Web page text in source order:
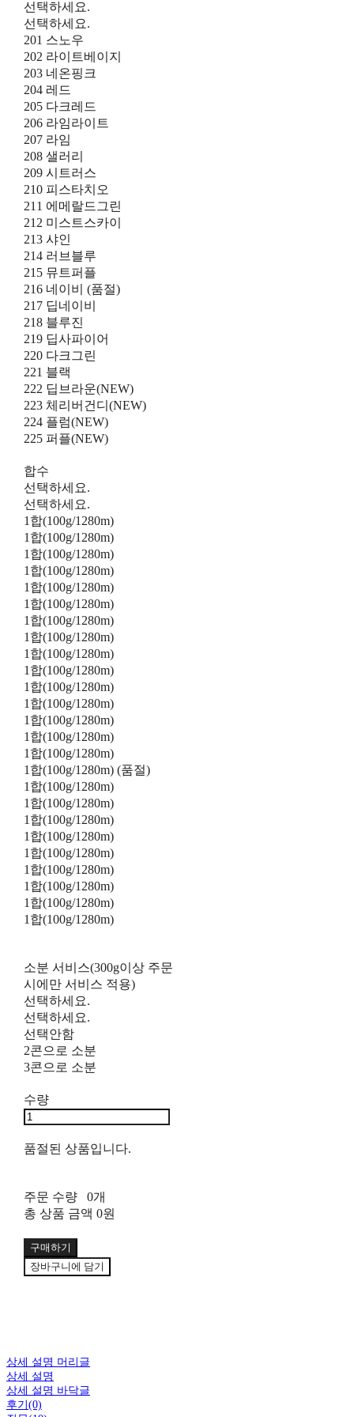
선택하세요.
선택하세요.
201 스노우
202 라이트베이지
203 네온핑크
204 레드
205 다크레드
206 라임라이트
207 라임
208 샐러리
209 시트러스
210 피스타치오
211 에메랄드그린
212 미스트스카이
213 샤인
214 러브블루
215 뮤트퍼플
216 네이비 (품절)
217 딥네이비
218 블루진
219 딥사파이어
220 다크그린
221 블랙
222 딥브라운(NEW)
223 체리버건디(NEW)
224 플럼(NEW)
225 퍼플(NEW)
합수
선택하세요.
선택하세요.
1합(100g/1280m)
1합(100g/1280m)
1합(100g/1280m)
1합(100g/1280m)
1합(100g/1280m)
1합(100g/1280m)
1합(100g/1280m)
1합(100g/1280m)
1합(100g/1280m)
1합(100g/1280m)
1합(100g/1280m)
1합(100g/1280m)
1합(100g/1280m)
1합(100g/1280m)
1합(100g/1280m)
1합(100g/1280m) (품절)
1합(100g/1280m)
1합(100g/1280m)
1합(100g/1280m)
1합(100g/1280m)
1합(100g/1280m)
1합(100g/1280m)
1합(100g/1280m)
1합(100g/1280m)
1합(100g/1280m)
소분 서비스(300g이상 주문
시에만 서비스 적용)
선택하세요.
선택하세요.
선택안함
2콘으로 소분
3콘으로 소분
수량
품절된 상품입니다.
주문 수량
0개
총 상품 금액 0원
구매하기
장바구니에 담기
상세 설명 머리글
상세 설명
상세 설명 바닥글
후기(0)